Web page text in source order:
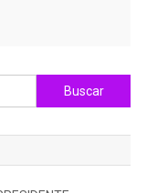
Buscar: